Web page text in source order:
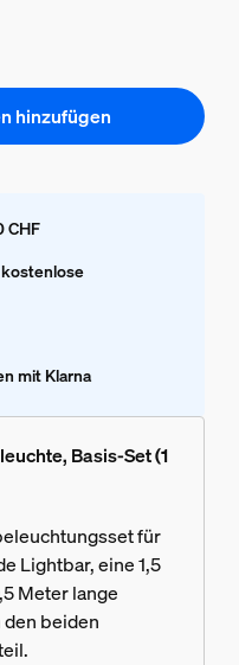
hinzufügen
CHF
mit Klarna
Basis-Set (1
für
Lightbar, eine 1,5
Meter lange
beiden